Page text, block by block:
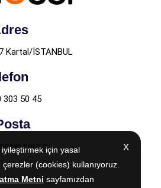
X
için yasal
(cookies) kullanıyoruz.
Metni sayfamızdan
Kartal/İSTANBUL
303 50 45
X
için yasal
(cookies) kullanıyoruz.
Metni sayfamızdan